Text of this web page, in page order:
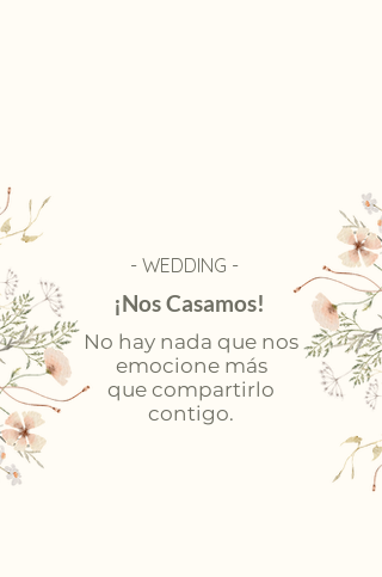
- WEDDING -
¡Nos Casamos!
No hay nada que nos
emocione más
que compartirlo
contigo.